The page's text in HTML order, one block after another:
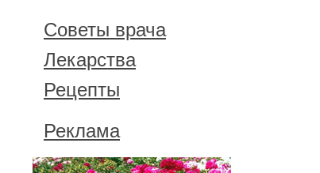
Советы врача
Лекарства
Рецепты
Реклама